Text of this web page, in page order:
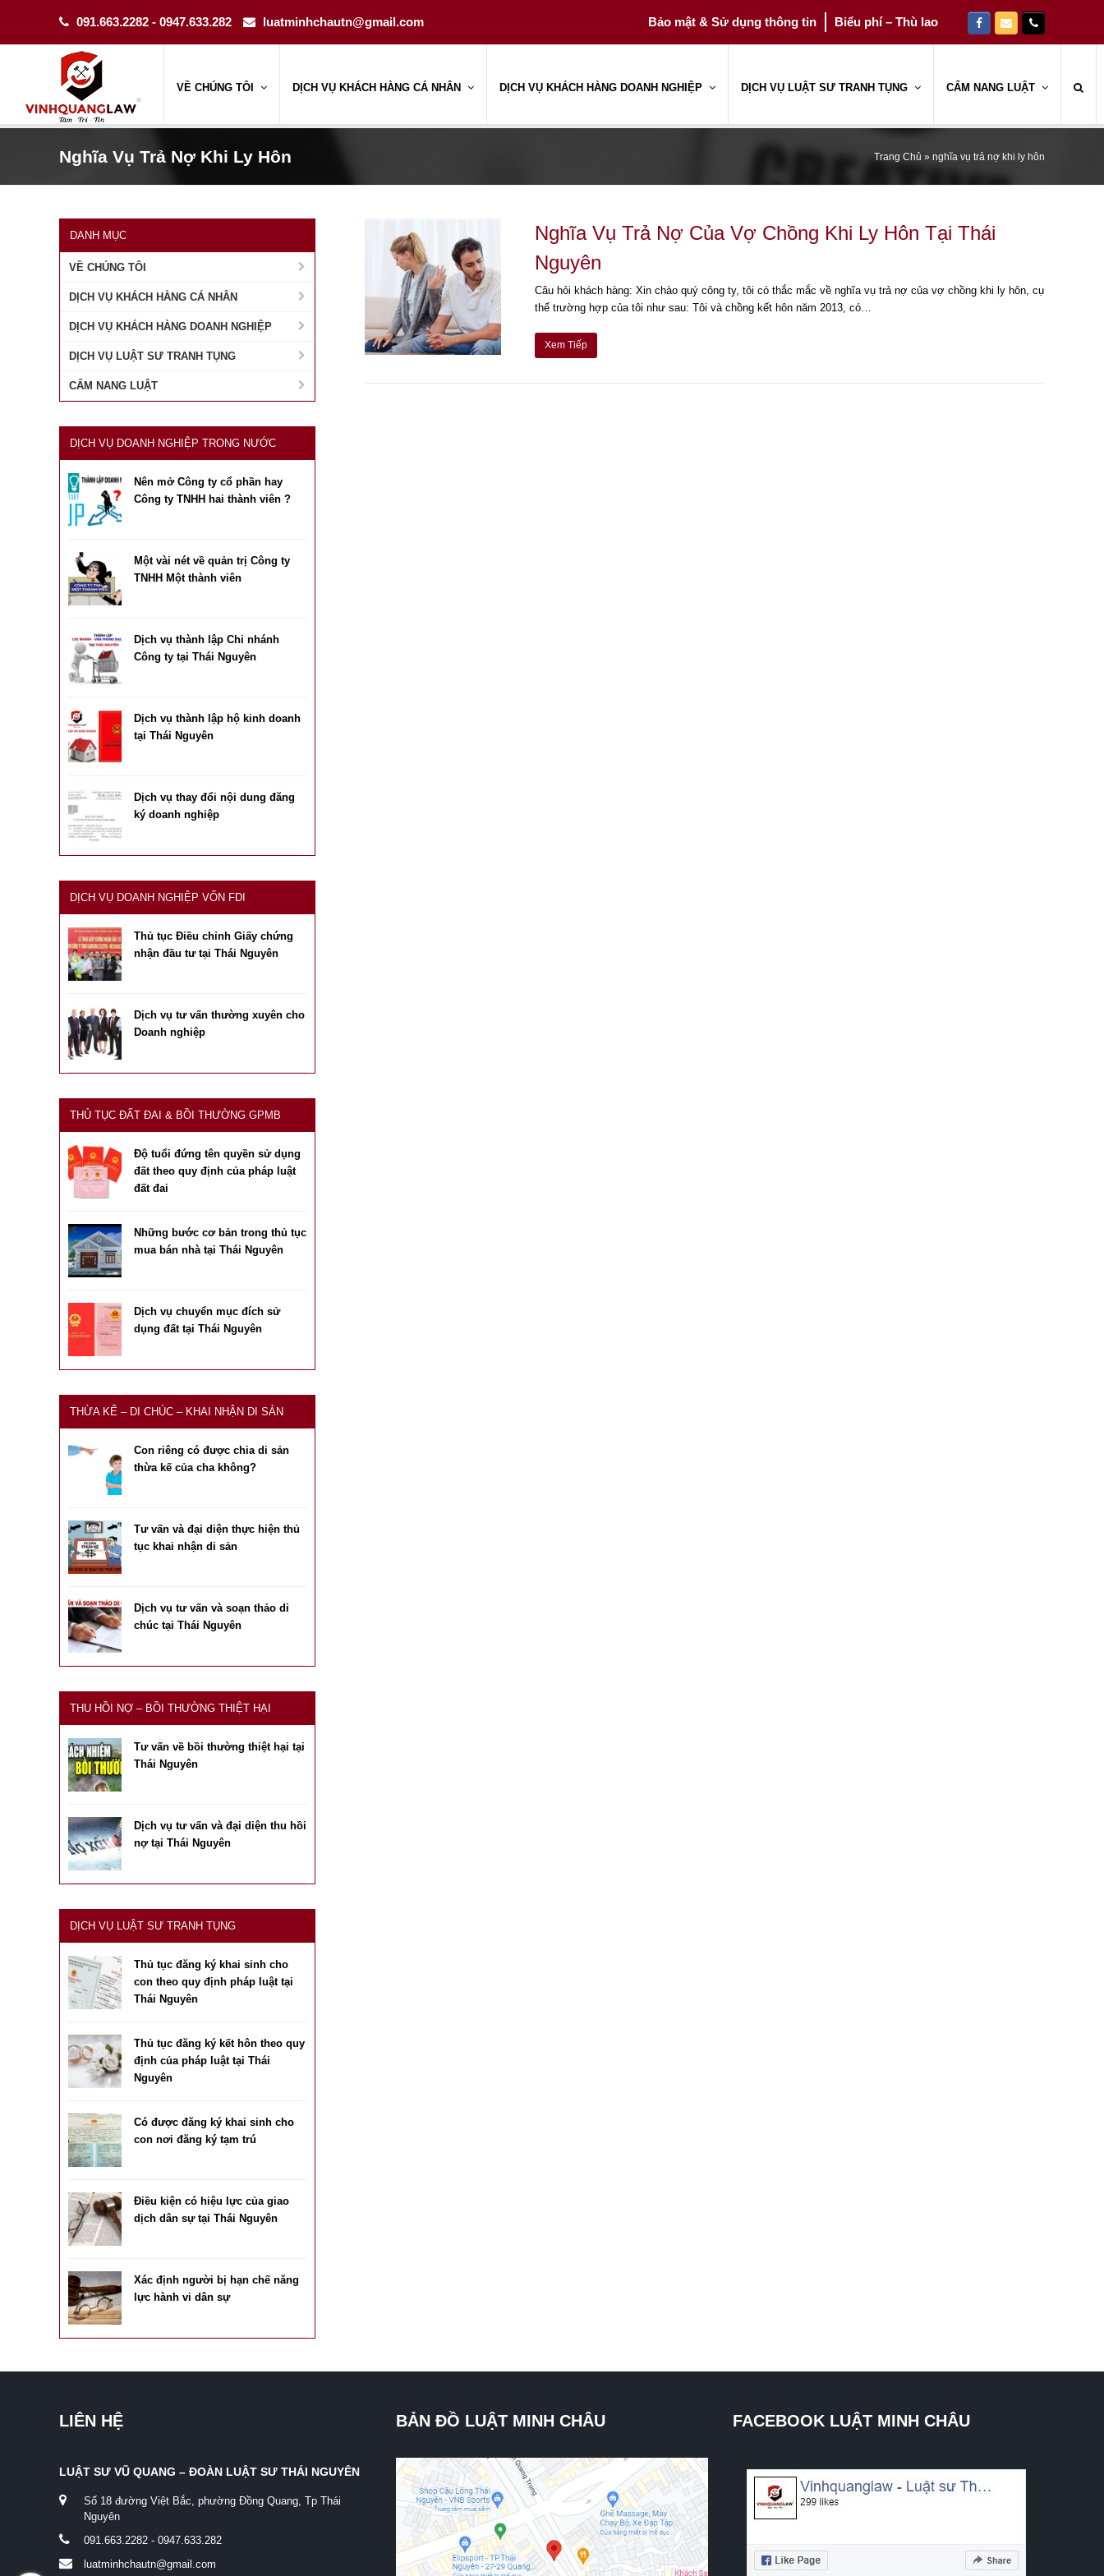
Bảo mật & Sử dụng thông tin Biểu phí – Thù lao
091.663.2282 - 0947.633.282 luatminhchautn@gmail.com Facebook
EmailPhone
VỀ CHÚNG TÔI DỊCH VỤ KHÁCH HÀNG CÁ NHÂN DỊCH VỤ KHÁCH HÀNG DOANH NGHIỆP DỊCH VỤ LUẬT SƯ TRANH TỤNG CẨM NANG LUẬT
Nghĩa Vụ Trả Nợ Khi Ly Hôn Trang Chủ » nghĩa vụ trả nợ khi ly hôn
Nghĩa Vụ Trả Nợ Của Vợ Chồng Khi Ly Hôn Tại Thái
Nguyên
Câu hỏi khách hàng: Xin chào quý công ty, tôi có thắc mắc về nghĩa vụ trả nợ của vợ chồng khi ly hôn, cụ
thể trường hợp của tôi như sau: Tôi và chồng kết hôn năm 2013, có…
Xem Tiếp
DANH MỤC
VỀ CHÚNG TÔI
DỊCH VỤ KHÁCH HÀNG CÁ NHÂN
DỊCH VỤ KHÁCH HÀNG DOANH NGHIỆP
DỊCH VỤ LUẬT SƯ TRANH TỤNG
CẨM NANG LUẬT
DỊCH VỤ DOANH NGHIỆP TRONG NƯỚC
Nên mở Công ty cổ phần hay
Công ty TNHH hai thành viên ?
Một vài nét về quản trị Công ty
TNHH Một thành viên
Dịch vụ thành lập Chi nhánh
Công ty tại Thái Nguyên
Dịch vụ thành lập hộ kinh doanh
tại Thái Nguyên
Dịch vụ thay đổi nội dung đăng
ký doanh nghiệp
DỊCH VỤ DOANH NGHIỆP VỐN FDI
Thủ tục Điều chỉnh Giấy chứng
nhận đầu tư tại Thái Nguyên
Dịch vụ tư vấn thường xuyên cho
Doanh nghiệp
THỦ TỤC ĐẤT ĐAI & BỒI THƯỜNG GPMB
Độ tuổi đứng tên quyền sử dụng
đất theo quy định của pháp luật
đất đai
Những bước cơ bản trong thủ tục
mua bán nhà tại Thái Nguyên
Dịch vụ chuyển mục đích sử
dụng đất tại Thái Nguyên
THỪA KẾ – DI CHÚC – KHAI NHẬN DI SẢN
Con riêng có được chia di sản
thừa kế của cha không?
Tư vấn và đại diện thực hiện thủ
tục khai nhận di sản
Dịch vụ tư vấn và soạn thảo di
chúc tại Thái Nguyên
THU HỒI NỢ – BỒI THƯỜNG THIỆT HẠI
Tư vấn về bồi thường thiệt hại tại
Thái Nguyên
Dịch vụ tư vấn và đại diện thu hồi
nợ tại Thái Nguyên
DỊCH VỤ LUẬT SƯ TRANH TỤNG
Thủ tục đăng ký khai sinh cho
con theo quy định pháp luật tại
Thái Nguyên
Thủ tục đăng ký kết hôn theo quy
định của pháp luật tại Thái
Nguyên
Có được đăng ký khai sinh cho
con nơi đăng ký tạm trú
Điều kiện có hiệu lực của giao
dịch dân sự tại Thái Nguyên
Xác định người bị hạn chế năng
lực hành vi dân sự
LIÊN HỆ
LUẬT SƯ VŨ QUANG – ĐOÀN LUẬT SƯ THÁI NGUYÊN
Số 18 đường Việt Bắc, phường Đồng Quang, Tp Thái
Nguyên
091.663.2282 - 0947.633.282
luatminhchautn@gmail.com
BẢN ĐỒ LUẬT MINH CHÂU FACEBOOK LUẬT MINH CHÂU